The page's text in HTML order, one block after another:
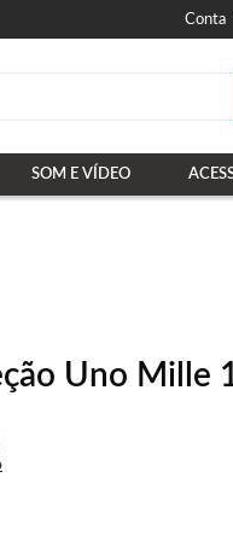
Conta
SOM E VÍDEO
Uno Mille